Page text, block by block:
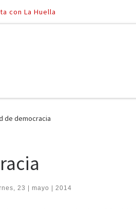
con La Huella
de democracia
23 | mayo | 2014